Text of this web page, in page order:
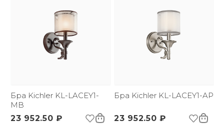
Бра Kichler KL-LACEY1-
MB
23 952.50 ₽
Бра Kichler KL-LACEY1-AP
23 952.50 ₽